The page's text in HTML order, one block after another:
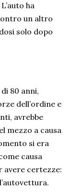
ha
un altro
solo dopo
80 anni,
dell’ordine e
avrebbe
mezzo a causa
si era
causa
avere certezze: